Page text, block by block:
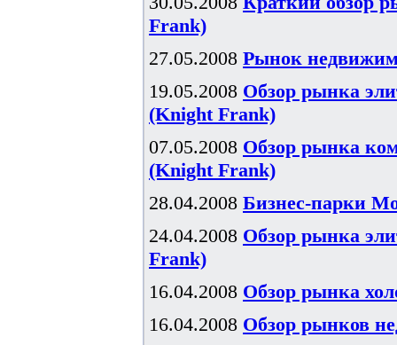
Frank)
27.05.2008 Рынок
19.05.2008 Обзор рынка
(Knight Frank)
07.05.2008 Обзор рынка
(Knight Frank)
28.04.2008 Бизнес-парки
24.04.2008 Обзор рынка
Frank)
16.04.2008 Обзор рынка
16.04.2008 Обзор рынков